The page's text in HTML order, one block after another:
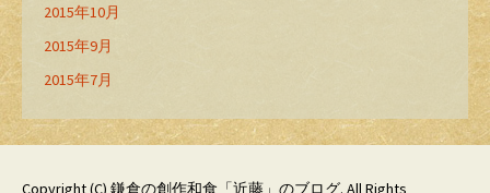
2015年10月
2015年9月
2015年7月
Copyright (C) 鎌倉の創作和食「近藤」のブログ. All Rights